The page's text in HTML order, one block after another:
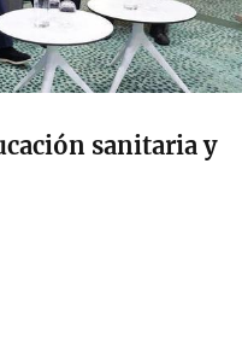
sanitaria y